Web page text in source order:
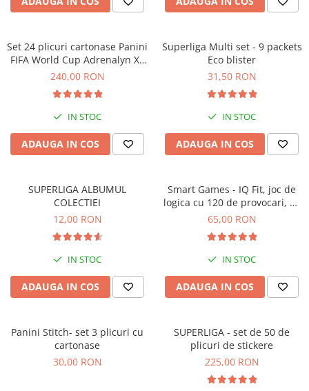
Jocuri STEAM
Jucarii muzicale
Jucării ȋndemânare
Masinute si trenulete
Roboti de jucarie
Set 24 plicuri cartonase Panini
FIFA World Cup Adrenalyn XL
2026
240,00 RON
IN STOC
ADAUGA IN COS
Superliga Multi set - 9 packets
Eco blister
31,50 RON
IN STOC
ADAUGA IN COS
SUPERLIGA ALBUMUL
COLECTIEI
12,00 RON
IN STOC
ADAUGA IN COS
Smart Games - IQ Fit, joc de
logica cu 120 de provocari, 6+
ani
65,00 RON
IN STOC
ADAUGA IN COS
Panini Stitch- set 3 plicuri cu
cartonase
30,00 RON
SUPERLIGA - set de 50 de
plicuri de stickere
225,00 RON